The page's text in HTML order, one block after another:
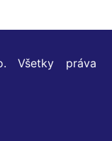
Všetky práva